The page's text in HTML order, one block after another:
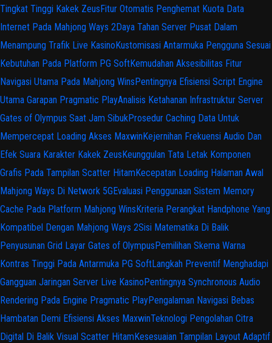
Tingkat Tinggi Kakek ZeusFitur Otomatis Penghemat Kuota Data
Internet Pada Mahjong Ways 2Daya Tahan Server Pusat Dalam
Menampung Trafik Live KasinoKustomisasi Antarmuka Pengguna Sesuai
Kebutuhan Pada Platform PG SoftKemudahan Aksesibilitas Fitur
Navigasi Utama Pada Mahjong WinsPentingnya Efisiensi Script Engine
Utama Garapan Pragmatic PlayAnalisis Ketahanan Infrastruktur Server
Gates of Olympus Saat Jam SibukProsedur Caching Data Untuk
Mempercepat Loading Akses MaxwinKejernihan Frekuensi Audio Dan
Efek Suara Karakter Kakek ZeusKeunggulan Tata Letak Komponen
Grafis Pada Tampilan Scatter HitamKecepatan Loading Halaman Awal
Mahjong Ways Di Network 5GEvaluasi Penggunaan Sistem Memory
Cache Pada Platform Mahjong WinsKriteria Perangkat Handphone Yang
Kompatibel Dengan Mahjong Ways 2Sisi Matematika Di Balik
Penyusunan Grid Layar Gates of OlympusPemilihan Skema Warna
Kontras Tinggi Pada Antarmuka PG SoftLangkah Preventif Menghadapi
Gangguan Jaringan Server Live KasinoPentingnya Synchronous Audio
Rendering Pada Engine Pragmatic PlayPengalaman Navigasi Bebas
Hambatan Demi Efisiensi Akses MaxwinTeknologi Pengolahan Citra
Digital Di Balik Visual Scatter HitamKesesuaian Tampilan Layout Adaptif